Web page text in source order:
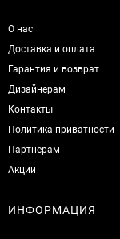
О нас
Доставка и оплата
Гарантия и возврат
Дизайнерам
Контакты
Политика приватности
Партнерам
Акции
ИНФОРМАЦИЯ